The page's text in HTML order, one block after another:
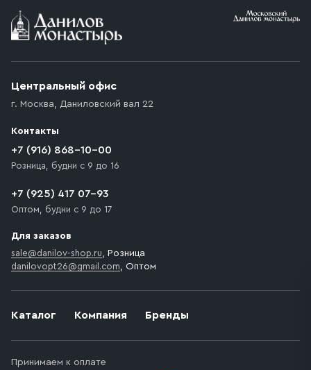
Условия доставки
возникают препятствия для подъезда автомобиля,
которое максимально близко к месту запланированной
движения. Если на территории места назначения
доставки предусмотрен платный въезд, то Покупателю
необходимо компенсировать стоимость въезда
Каталог Компания Бренды
Принимаем к оплате
Центральный офис
г. Москва, Даниловский вал 22
Контакты
+7 (916) 868-10-00
Розница, будни с 9 до 16
+7 (925) 417 07-93
Оптом, будни с 9 до 17
Для заказов
sale@danilov-shop.ru, Розница
danilovopt26@gmail.com, Оптом